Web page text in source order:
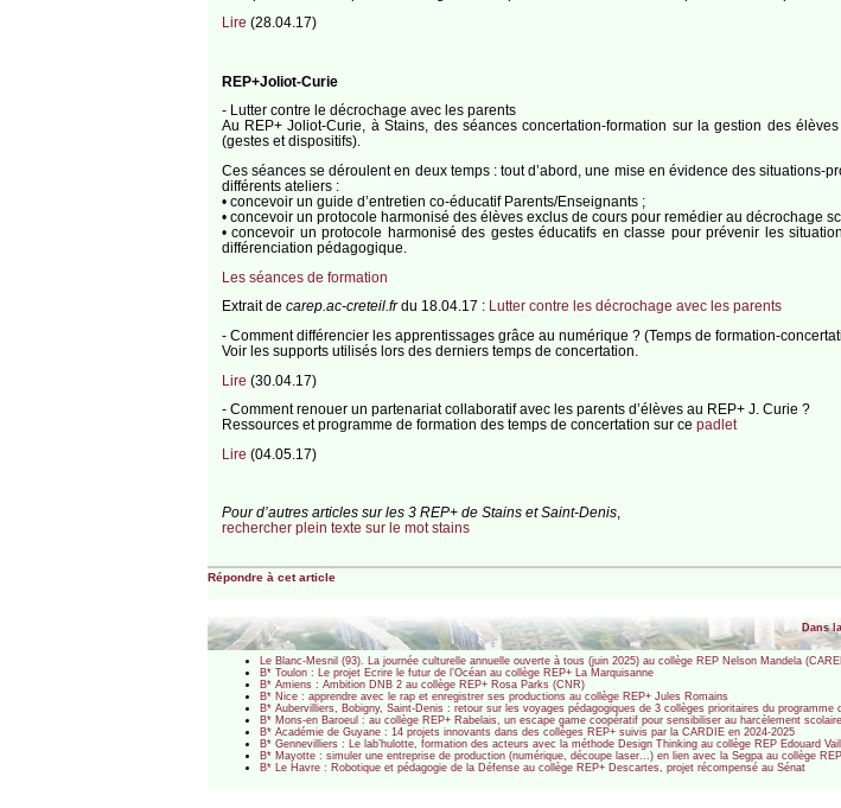
Lire (28.04.17)
REP+Joliot-Curie
- Lutter contre le décrochage avec les parents
Au REP+ Joliot-Curie, à Stains, des séances concertation-formation sur la gestion des
(gestes et dispositifs).
Ces séances se déroulent en deux temps : tout d’abord, une mise en évidence des
différents ateliers :
• concevoir un guide d’entretien co-éducatif Parents/Enseignants ;
• concevoir un protocole harmonisé des élèves exclus de cours pour remédier au décrochage
• concevoir un protocole harmonisé des gestes éducatifs en classe pour prévenir les
différenciation pédagogique.
Les séances de formation
Extrait de carep.ac-creteil.frdu 18.04.17 :
Lutter contre les décrochage avec les parents
- Comment différencier les apprentissages grâce au numérique ? (Temps de formation-
Voir les supports utilisés lors des derniers temps de concertation.
Lire (30.04.17)
- Comment renouer un partenariat collaboratif avec les parents d’élèves au REP+ J. Curie ?
Ressources et programme de formation des temps de concertation sur ce padlet
Lire (04.05.17)
Pour d’autres articles sur les 3 REP+ de Stains et Saint-Denis,
rechercher plein texte sur le mot stains
Répondre à cet article
Dans
Le Blanc-Mesnil (93). La journée culturelle annuelle ouverte à tous (juin 2025) au collège REP Nelson Mandela
B* Toulon : Le projet Ecrire le futur de l’Océan au collège REP+ La Marquisanne
B* Amiens : Ambition DNB 2 au collège REP+ Rosa Parks (CNR)
B* Nice : apprendre avec le rap et enregistrer ses productions au collège REP+ Jules Romains
B* Aubervilliers, Bobigny, Saint-Denis : retour sur les voyages pédagogiques de 3 collèges prioritaires du programme
B* Mons-en Baroeul : au collège REP+ Rabelais, un escape game coopératif pour sensibiliser au harcèlement scolaire
B* Académie de Guyane : 14 projets innovants dans des collèges REP+ suivis par la CARDIE en 2024-2025
B* Gennevilliers : Le lab’hulotte, formation des acteurs avec la méthode Design Thinking au collège REP Edouard
B* Mayotte : simuler une entreprise de production (numérique, découpe laser...) en lien avec la Segpa au collège
B* Le Havre : Robotique et pédagogie de la Défense au collège REP+ Descartes, projet récompensé au Sénat